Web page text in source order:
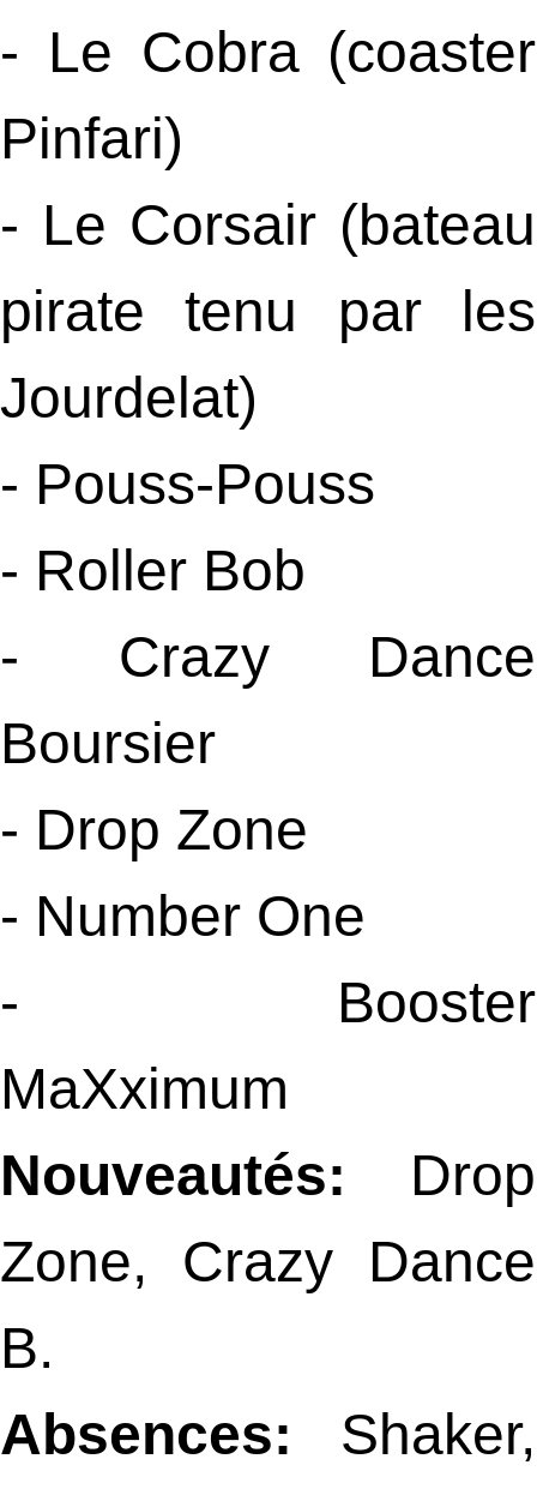
- Le Cobra (coaster
Pinfari)
- Le Corsair (bateau
pirate tenu par les
Jourdelat)
- Pouss-Pouss
- Roller Bob
- Crazy Dance
Boursier
- Drop Zone
- Number One
- Booster
MaXximum
Nouveautés:
Drop
Zone, Crazy Dance
B.
Absences: Shaker,